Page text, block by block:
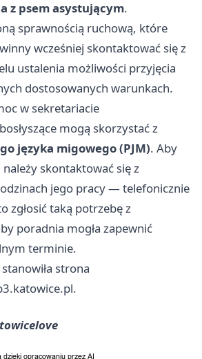
z psem asystującym.
sprawnością ruchową, które
wcześniej skontaktować się z
ustalenia możliwości przyjęcia
dostosowanych warunkach.
w sekretariacie
mogą skorzystać z
języka migowego (PJM). Aby
skontaktować się z
jego pracy — telefonicznie
zgłosić taką potrzebę z
poradnia mogła zapewnić
terminie.
strona